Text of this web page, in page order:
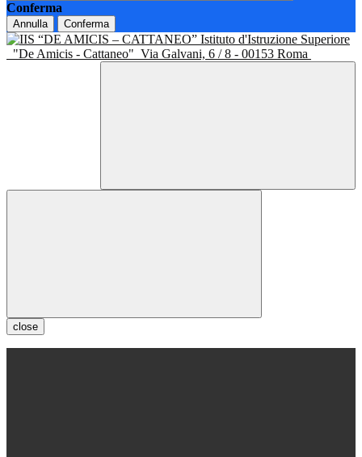
Conferma
Annulla Conferma
Istituto d'Istruzione Superiore
"De Amicis - Cattaneo" Via Galvani, 6 / 8 - 00153 Roma
close